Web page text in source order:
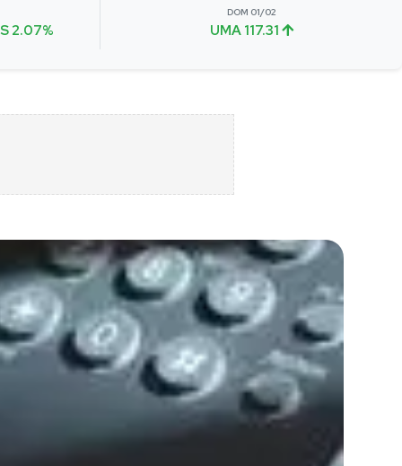
2.07%
DOM 01/02
UMA 117.31